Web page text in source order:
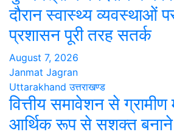
दौरान स्वास्थ्य व्यवस्थाओं
प्रशासन पूरी तरह सतर्क
August 7, 2026
Janmat Jagran
Uttarakhand उत्तराखण्ड
वित्तीय समावेशन से
आर्थिक रूप से सशक्त बनाने